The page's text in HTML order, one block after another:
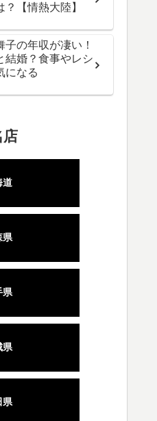
？【情熱大陸】
子の年収が凄い！
結婚？食事やレシ
になる
店
道
県
県
県
県